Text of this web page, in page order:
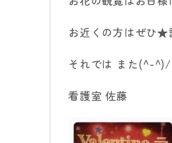
お近くの方はぜひ★
それでは また(^-^)/
看護室 佐藤